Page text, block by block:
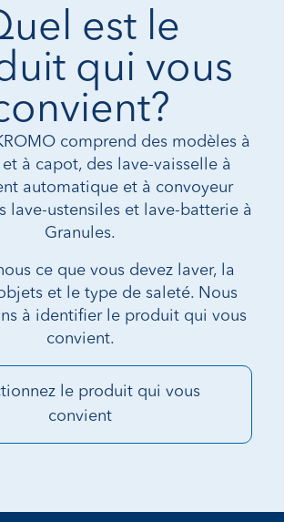
est le
qui vous
comprend des modèles à
à capot, des lave-vaisselle à
automatique et à convoyeur
lave-ustensiles et lave-batterie à
Granules.
ce que vous devez laver, la
et le type de saleté. Nous
à identifier le produit qui vous
convient.
le produit qui vous
convient